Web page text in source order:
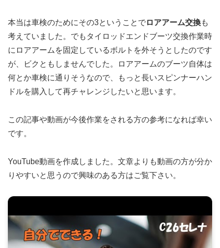
本当は車検のためにその3ということでロアアーム交換も
考えていました。でもタイロッドエンドブーツ交換作業時
にロアアームを固定しているボルトを外そうとしたのです
が、ビクともしませんでした。ロアアームのブーツ自体は
何とか車検に通りそうなので、もっと長いスピンナーハン
ドルを購入して再チャレンジしたいと思います。
この記事や動画が今後作業をされる方の参考になれば幸い
です。
YouTube動画を作成しました。文章よりも動画の方が分か
りやすいと思うので興味のある方はご覧下さい。